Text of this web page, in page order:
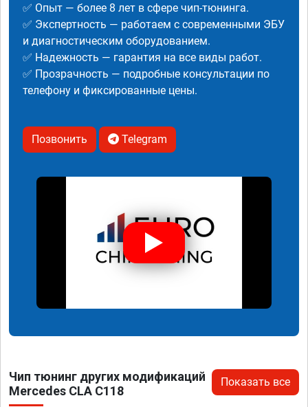
✅ Опыт — более 8 лет в сфере чип-тюнинга.
✅ Экспертность — работаем с современными ЭБУ
и диагностическим оборудованием.
✅ Надежность — гарантия на все виды работ.
✅ Прозрачность — подробные консультации по
телефону и фиксированные цены.
Позвонить Telegram
Чип тюнинг других модификаций
Mercedes CLA C118
Показать все